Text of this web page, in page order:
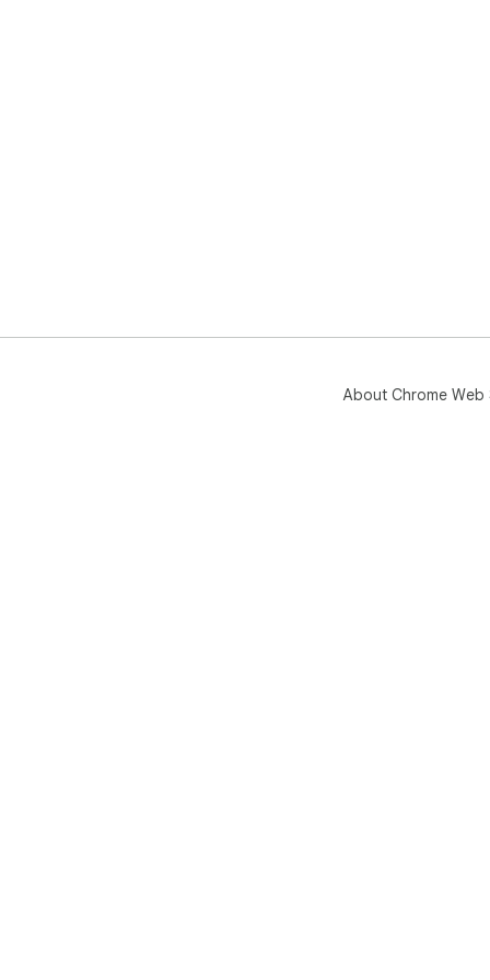
About Chrome Web